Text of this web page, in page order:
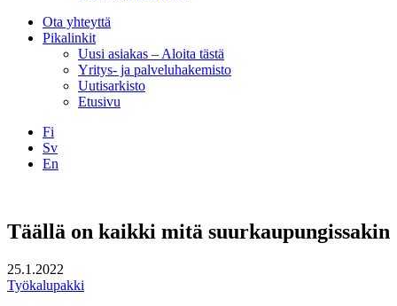
Ota yhteyttä
Pikalinkit
Uusi asiakas – Aloita tästä
Yritys- ja palveluhakemisto
Uutisarkisto
Etusivu
Fi
Sv
En
Täällä on kaikki mitä suurkaupungissakin
25.1.2022
Työkalupakki